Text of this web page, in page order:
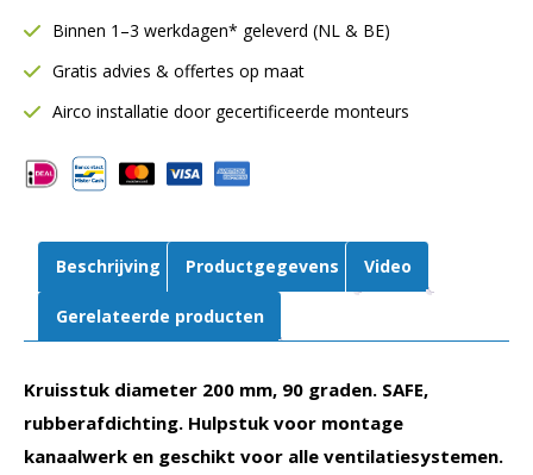
aftakking
200
mm
SAFE
|
graden
Rubberafdichting
Binnen 1–3 werkdagen* geleverd (NL & BE)
Gratis advies & offertes op maat
Airco installatie door gecertificeerde monteurs
Beschrijving Productgegevens Video
Gerelateerde producten
Kruisstuk diameter 200 mm, 90 graden. SAFE,
rubberafdichting. Hulpstuk voor montage
kanaalwerk en geschikt voor alle ventilatiesystemen.